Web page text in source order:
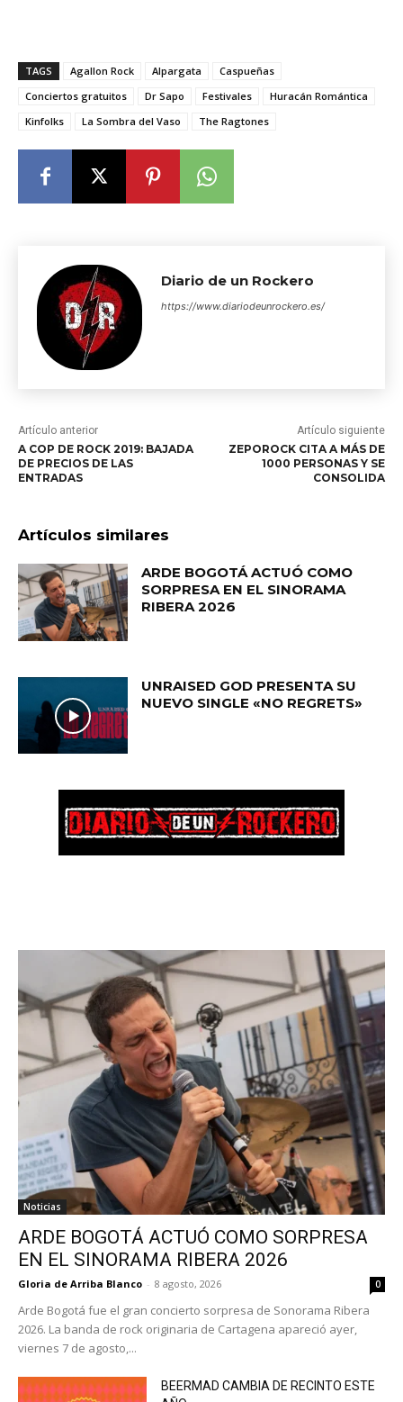
TAGS Agallon Rock Alpargata
Caspueñas
Conciertos gratuitos
Dr Sapo Festivales
Huracán Romántica
Kinfolks
La Sombra del Vaso The Ragtones
Diario de un Rockero
https://www.diariodeunrockero.es/
Artículo anterior
A COP DE ROCK 2019: BAJADA
DE PRECIOS DE LAS
ENTRADAS
Artículo siguiente
ZEPOROCK CITA A MÁS DE
1000 PERSONAS Y SE
CONSOLIDA
Artículos similares
ARDE BOGOTÁ ACTUÓ COMO
SORPRESA EN EL SINORAMA
RIBERA 2026
UNRAISED GOD PRESENTA SU
NUEVO SINGLE «NO REGRETS»
Noticias
ARDE BOGOTÁ ACTUÓ COMO SORPRESA
EN EL SINORAMA RIBERA 2026
Gloria de Arriba Blanco - 8 agosto, 2026 0
Arde Bogotá fue el gran concierto sorpresa de Sonorama Ribera
2026. La banda de rock originaria de Cartagena apareció ayer,
viernes 7 de agosto,...
BEERMAD CAMBIA DE RECINTO ESTE